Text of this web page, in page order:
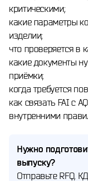
критическими;
какие параметры
изделии;
что проверяется в
какие документы
приёмки;
когда требуется
как связать FAI с
внутренними
Нужно
выпуску?
Отправьте RFQ,